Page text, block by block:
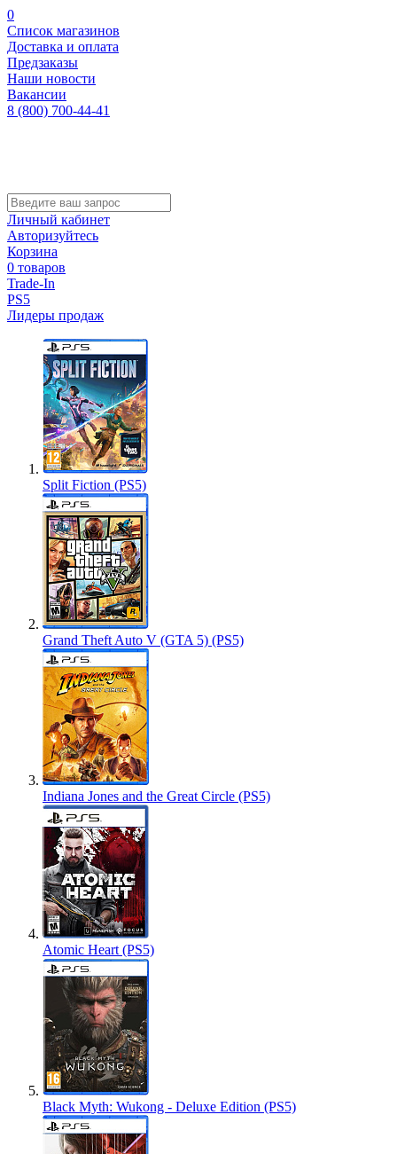
0
Список магазинов
Доставка и оплата
Предзаказы
Наши новости
Вакансии
8 (800) 700-44-41
Личный кабинет
Авторизуйтесь
Корзина
0 товаров
Trade-In
PS5
Лидеры продаж
Split Fiction (PS5)
Grand Theft Auto V (GTA 5) (PS5)
Indiana Jones and the Great Circle (PS5)
Atomic Heart (PS5)
Black Myth: Wukong - Deluxe Edition (PS5)